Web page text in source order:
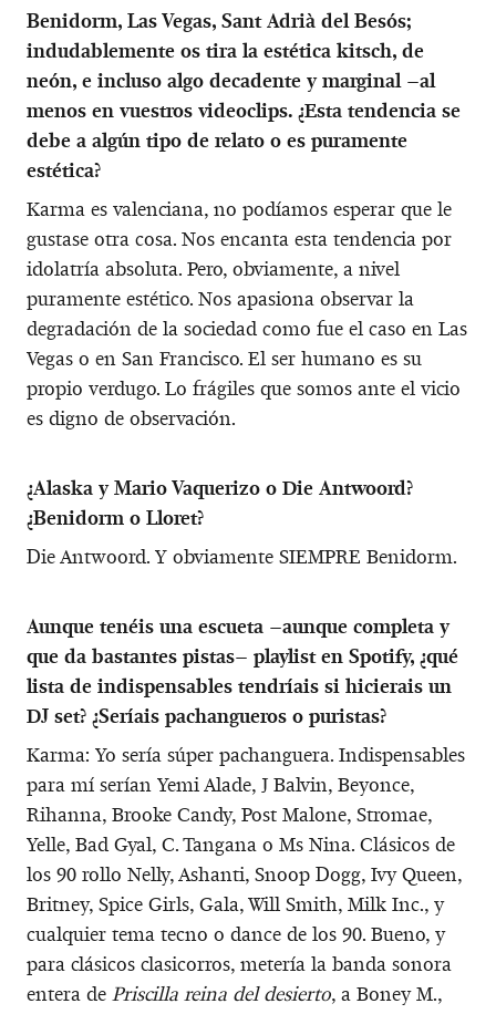
Benidorm, Las Vegas, Sant Adrià del Besós;
indudablemente os tira la estética kitsch, de
neón, e incluso algo decadente y marginal –al
menos en vuestros videoclips. ¿Esta tendencia se
debe a algún tipo de relato o es puramente
estética?
Karma es valenciana, no podíamos esperar que le
gustase otra cosa. Nos encanta esta tendencia por
idolatría absoluta. Pero, obviamente, a nivel
puramente estético. Nos apasiona observar la
degradación de la sociedad como fue el caso en Las
Vegas o en San Francisco. El ser humano es su
propio verdugo. Lo frágiles que somos ante el vicio
es digno de observación.
¿Alaska y Mario Vaquerizo o Die Antwoord?
¿Benidorm o Lloret?
Die Antwoord. Y obviamente SIEMPRE Benidorm.
Aunque tenéis una escueta –aunque completa y
que da bastantes pistas– playlist en Spotify, ¿qué
lista de indispensables tendríais si hicierais un
DJ set? ¿Seríais pachangueros o puristas?
Karma: Yo sería súper pachanguera. Indispensables
para mí serían Yemi Alade, J Balvin, Beyonce,
Rihanna, Brooke Candy, Post Malone, Stromae,
Yelle, Bad Gyal, C. Tangana o Ms Nina. Clásicos de
los 90 rollo Nelly, Ashanti, Snoop Dogg, Ivy Queen,
Britney, Spice Girls, Gala, Will Smith, Milk Inc., y
cualquier tema tecno o dance de los 90. Bueno, y
para clásicos clasicorros, metería la banda sonora
entera de Priscilla reina del desierto, a Boney M.,